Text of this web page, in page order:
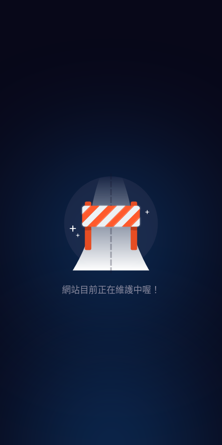
網站目前正在維護中喔！